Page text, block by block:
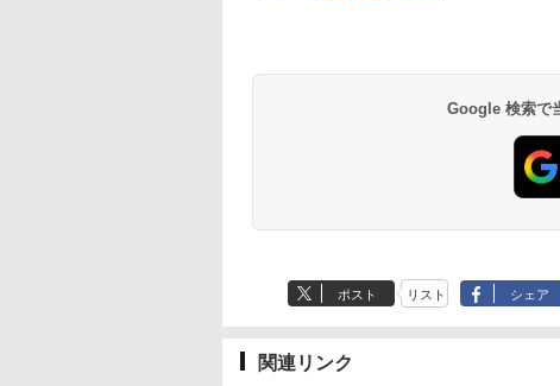
10,450円～
7,950円～Google 検索で
ポスト リスト シェア
関連リンク